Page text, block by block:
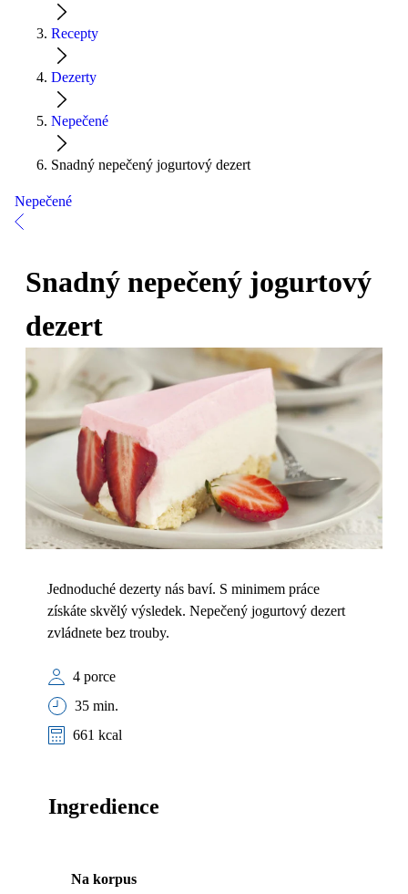
Recepty
Dezerty
Nepečené
Snadný nepečený jogurtový dezert
Nepečené
Snadný nepečený jogurtový
dezert
Jednoduché dezerty nás baví. S minimem práce
získáte skvělý výsledek. Nepečený jogurtový dezert
zvládnete bez trouby.
4 porce
35 min.
661 kcal
Ingredience
Na korpus